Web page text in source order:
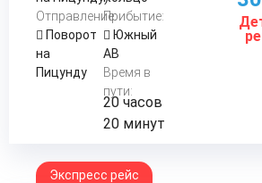
Отправление:
Поворот
на
Пицунду
Прибытие:
Южный
АВ
Время в
пути:
20 часов
20 минут
Экспресс рейс